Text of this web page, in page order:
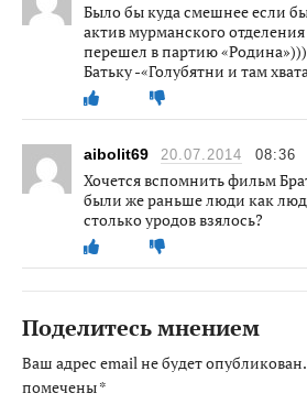
Было бы куда смешнее если
актив мурманского
перешел в партию
Батьку -«Голубятни и там
aibolit69 20.07.2014 08:36
Хочется вспомнить фильм
были же раньше люди как
столько уродов взялось?
Поделитесь мнением
Ваш адрес email не будет опубликован.
помечены*